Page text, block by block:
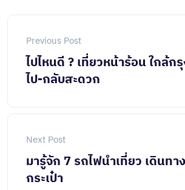
Previous Post
ไปไหนดี ? เที่ยวหน้าร้อน ใกล้ก
ไป-กลับสะดวก
Next Post
มารู้จัก 7 รถไฟนำเที่ยว เดินทา
กระเป๋า